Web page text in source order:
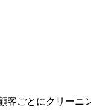
客ごとにクリーニ